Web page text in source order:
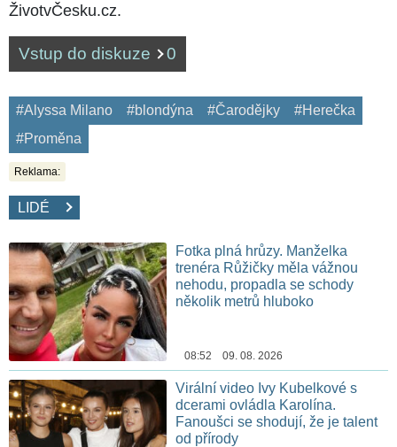
ŽivotvČesku.cz.
Vstup do diskuze 0
#Alyssa Milano #blondýna #Čarodějky
#Herečka
#Proměna
Reklama:
LIDÉ
Fotka plná hrůzy. Manželka
trenéra Růžičky měla vážnou
nehodu, propadla se schody
několik metrů hluboko
08:52 09. 08. 2026
Virální video Ivy Kubelkové s
dcerami ovládla Karolína.
Fanoušci se shodují, že je talent
od přírody